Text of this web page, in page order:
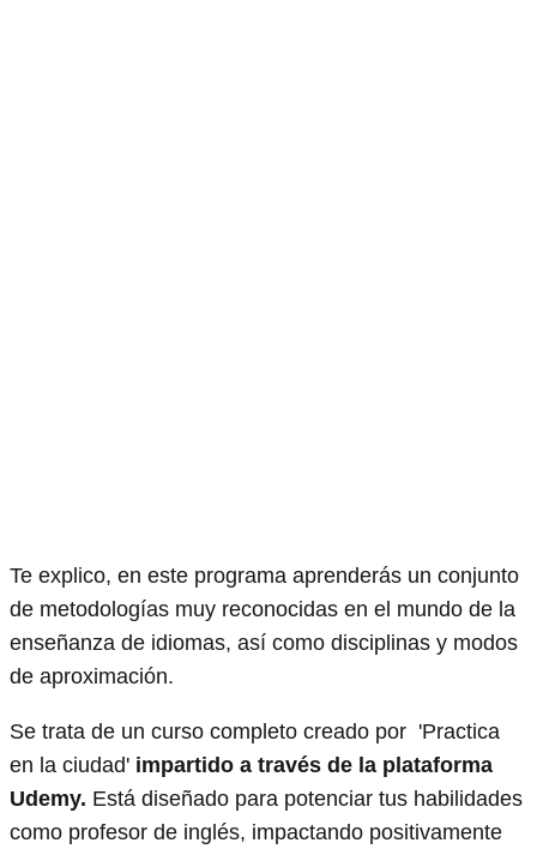
Te explico, en este programa aprenderás un conjunto
de metodologías muy reconocidas en el mundo de la
enseñanza de idiomas, así como disciplinas y modos
de aproximación.
Se trata de un curso completo creado por 'Practica
en la ciudad' impartido a través de la plataforma
Udemy. Está diseñado para potenciar tus habilidades
como profesor de inglés, impactando positivamente